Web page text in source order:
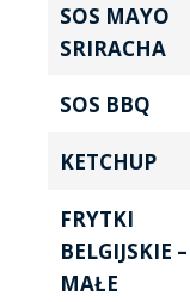
SOS MAYO
SRIRACHA
SOS BBQ
KETCHUP
FRYTKI
BELGIJSKIE –
MAŁE